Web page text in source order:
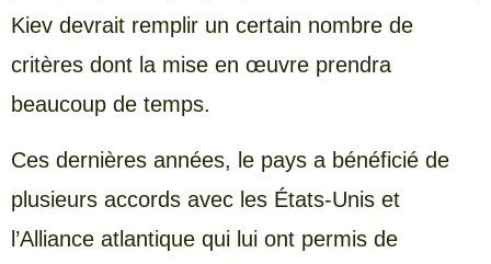
Kiev devrait remplir un certain nombre de
critères dont la mise en œuvre prendra
beaucoup de temps.
Ces dernières années, le pays a bénéficié de
plusieurs accords avec les États-Unis et
l’Alliance atlantique qui lui ont permis de